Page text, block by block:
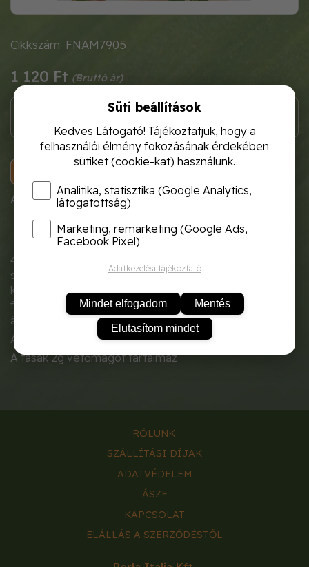
Cikkszám: FNAM7905
1 120 Ft
KOSÁRBA
A termék átmenetileg nem rendelhető!
46-60 cm magas cserjeszerű növény, ovális, érdes,
szürkés-zöld levelekkel, lila virágokkal. Intenzív és
kellemes illatával sültek, szószok nélkülözhetetlen
fűszere. Figyelemre méltó gyógyászati
â€‹â€‹tulajdonságokkal rendelkeznek
A napos helyeket és a laza talajokat kedveli.
A tasak 2g vetőmagot tartalmaz
RÓLUNK
SZÁLLÍTÁSI DÍJAK
ADATVÉDELEM
ÁSZF
KAPCSOLAT
ELÁLLÁS A SZERZŐDÉSTŐL
Süti beállítások
Kedves Látogató! Tájékoztatjuk, hogy a
felhasználói élmény fokozásának érdekében
sütiket (cookie-kat) használunk.
Analitika, statisztika (Google Analytics,
látogatottság)
Marketing, remarketing (Google Ads,
Facebook Pixel)
Adatkezelési tájékoztató
Mindet elfogadom Mentés
Elutasítom mindet